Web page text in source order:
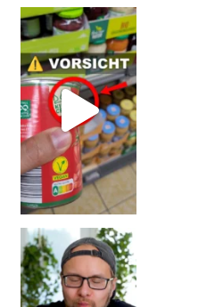
Vorsicht! Eine Dell
Erb